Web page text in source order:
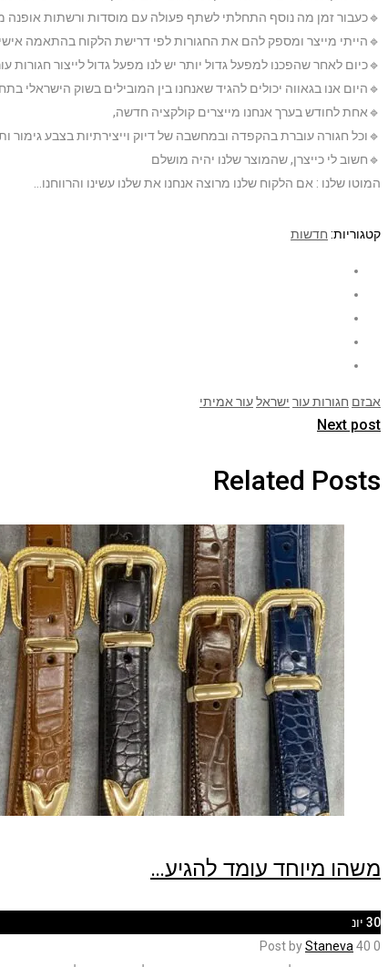
🔹כעבור זמן מה נוסף התחלתי לשתף פעולה עם מוסדות ורשתות אופנה
🔹הייתי מייצר ומספק להם את החגורות לפי דרישת הלקוח בהתאמה
🔹כיום לאחר שהפכנו למפעל גדול יותר יש לנו מפעל גדול לייצור
🔹היום אנו בגאווה יכולים להגיד שאנחנו בין המובילים בשוק הישראלי
🔹אחת לחודש בערך אנחנו מייצרים קולקציה חדשה,
🔹וכל חגורה עוברת בהקפדה ובמחשבה של דיוק וייצירתיות בצבע גימור
🔹חשוב לי כייצרן, שהמוצר שלנו יהיה מושלם
המוטו שלנו : אם הלקוח שלנו מרוצה אנחנו את שלנו עשינו והרווחנו…
קטגוריות: חדשות
אבזם חגורות עור ישראלעור אמיתי
Next post
Related Posts
משהו מיוחד עומד להגיע…
30 יונ
0
40
Post byStaneva